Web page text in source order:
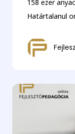
158 ezer
Határtalanul